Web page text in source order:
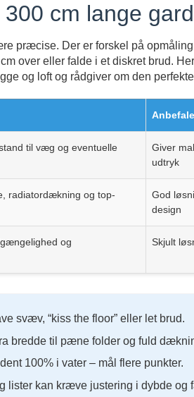
cm lange
præcise. Der er forskel på
over eller falde i et diskret brud.
og loft og rådgiver om den
til væg og eventuelle
Giver
udtryk
radiatordækning og top-
God
design
og
Skjult
svæv, “kiss the floor” eller let brud.
bredde til pæne folder og fuld
100% i vater – mål flere punkter.
lister kan kræve justering i dybde og